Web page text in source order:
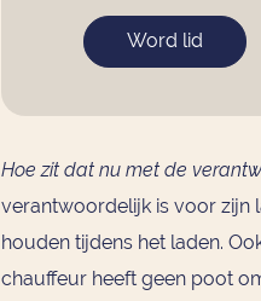
Word lid
Hoe zit dat nu met de
verantwoordelijk is voor zijn
houden tijdens het laden.
chauffeur heeft geen poot